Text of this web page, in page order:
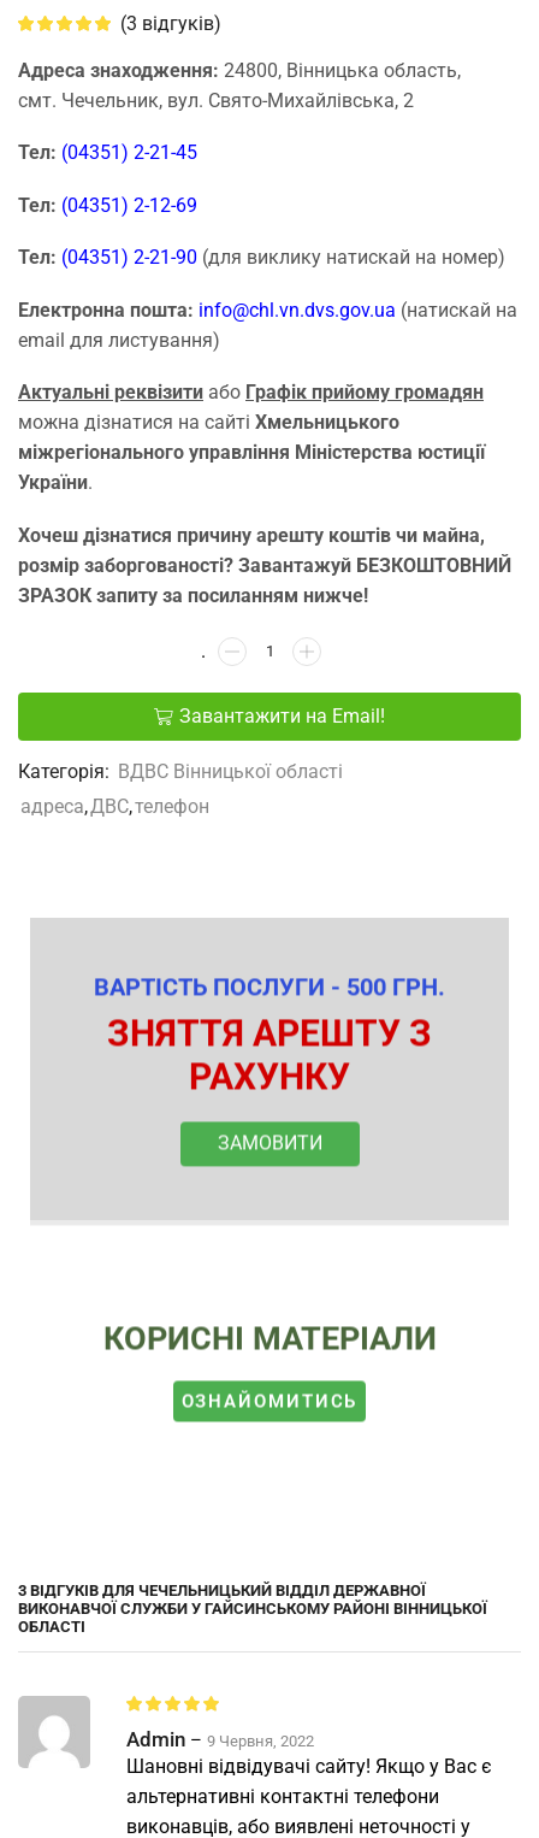
(3 відгуків)
Адреса знаходження: 24800, Вінницька область,
смт. Чечельник, вул. Свято-Михайлівська, 2
Тел: (04351) 2-21-45
Тел: (04351) 2-12-69
Тел: (04351) 2-21-90 (для виклику натискай на номер)
Електронна пошта: info@chl.vn.dvs.gov.ua (натискай на
email для листування)
Актуальні реквізити або Графік прийому громадян
можна дізнатися на сайті Хмельницького
міжрегіонального управління Міністерства юстиції
України.
Хочеш дізнатися причину арешту коштів чи майна,
розмір заборгованості? Завантажуй БЕЗКОШТОВНИЙ
ЗРАЗОК запиту за посиланням нижче!
Завантажити на Email!
Категорія: ВДВС Вінницької області
адреса,ДВС,телефон
ВАРТІСТЬ ПОСЛУГИ - 500 ГРН.
ЗНЯТТЯ АРЕШТУ З
РАХУНКУ
ЗАМОВИТИ
КОРИСНІ МАТЕРІАЛИ
ОЗНАЙОМИТИСЬ
3 ВІДГУКІВ ДЛЯ ЧЕЧЕЛЬНИЦЬКИЙ ВІДДІЛ ДЕРЖАВНОЇ
ВИКОНАВЧОЇ СЛУЖБИ У ГАЙСИНСЬКОМУ РАЙОНІ ВІННИЦЬКОЇ
ОБЛАСТІ
Admin – 9 Червня, 2022
Шановні відвідувачі сайту! Якщо у Вас є
альтернативні контактні телефони
виконавців, або виявлені неточності у